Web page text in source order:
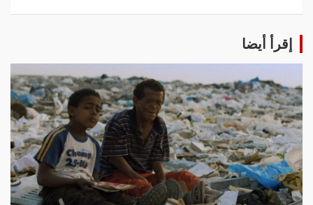
إقرأ أيضا